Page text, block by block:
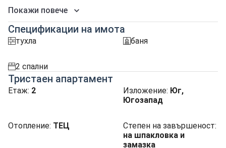
Покажи повече
Спецификации на имота
tuhlaтухла sanitarno_pomeshtenie баня
spalnia2 спални
Тристаен апартамент
Етаж: 2 Изложение: Юг,
Югозапад
Отопление: ТЕЦ Степен на завършеност:
на шпакловка и
замазка